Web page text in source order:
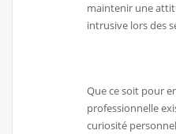
maintenir une
intrusive lors des
Que ce soit pour
professionnelle
curiosité